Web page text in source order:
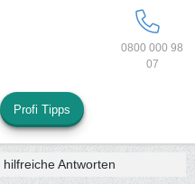
0800 000 98
07
Profi Tipps
hilfreiche Antworten